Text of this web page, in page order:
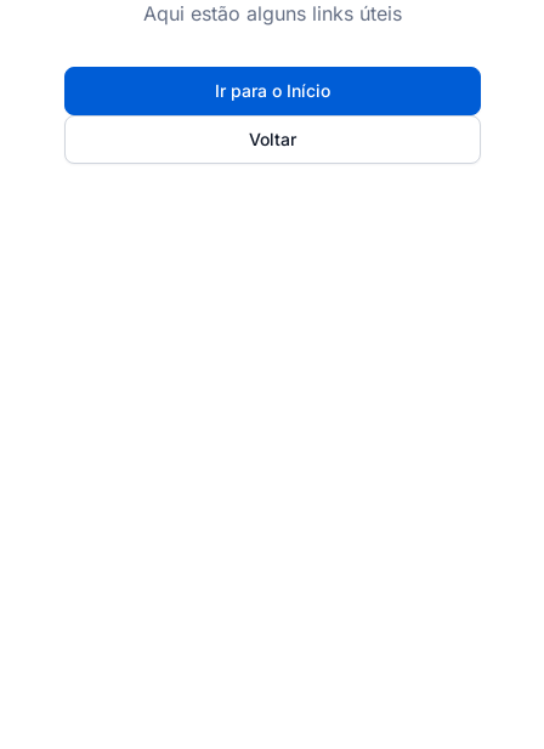
Aqui estão alguns links úteis
Ir para o Início
Voltar